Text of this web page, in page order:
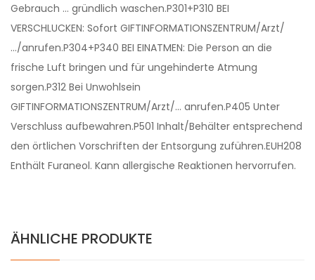
Gebrauch … gründlich waschen.P301+P310 BEI
VERSCHLUCKEN: Sofort GIFTINFORMATIONSZENTRUM/Arzt/
…/anrufen.P304+P340 BEI EINATMEN: Die Person an die
frische Luft bringen und für ungehinderte Atmung
sorgen.P312 Bei Unwohlsein
GIFTINFORMATIONSZENTRUM/Arzt/… anrufen.P405 Unter
Verschluss aufbewahren.P501 Inhalt/Behälter entsprechend
den örtlichen Vorschriften der Entsorgung zuführen.EUH208
Enthält Furaneol. Kann allergische Reaktionen hervorrufen.
ÄHNLICHE PRODUKTE